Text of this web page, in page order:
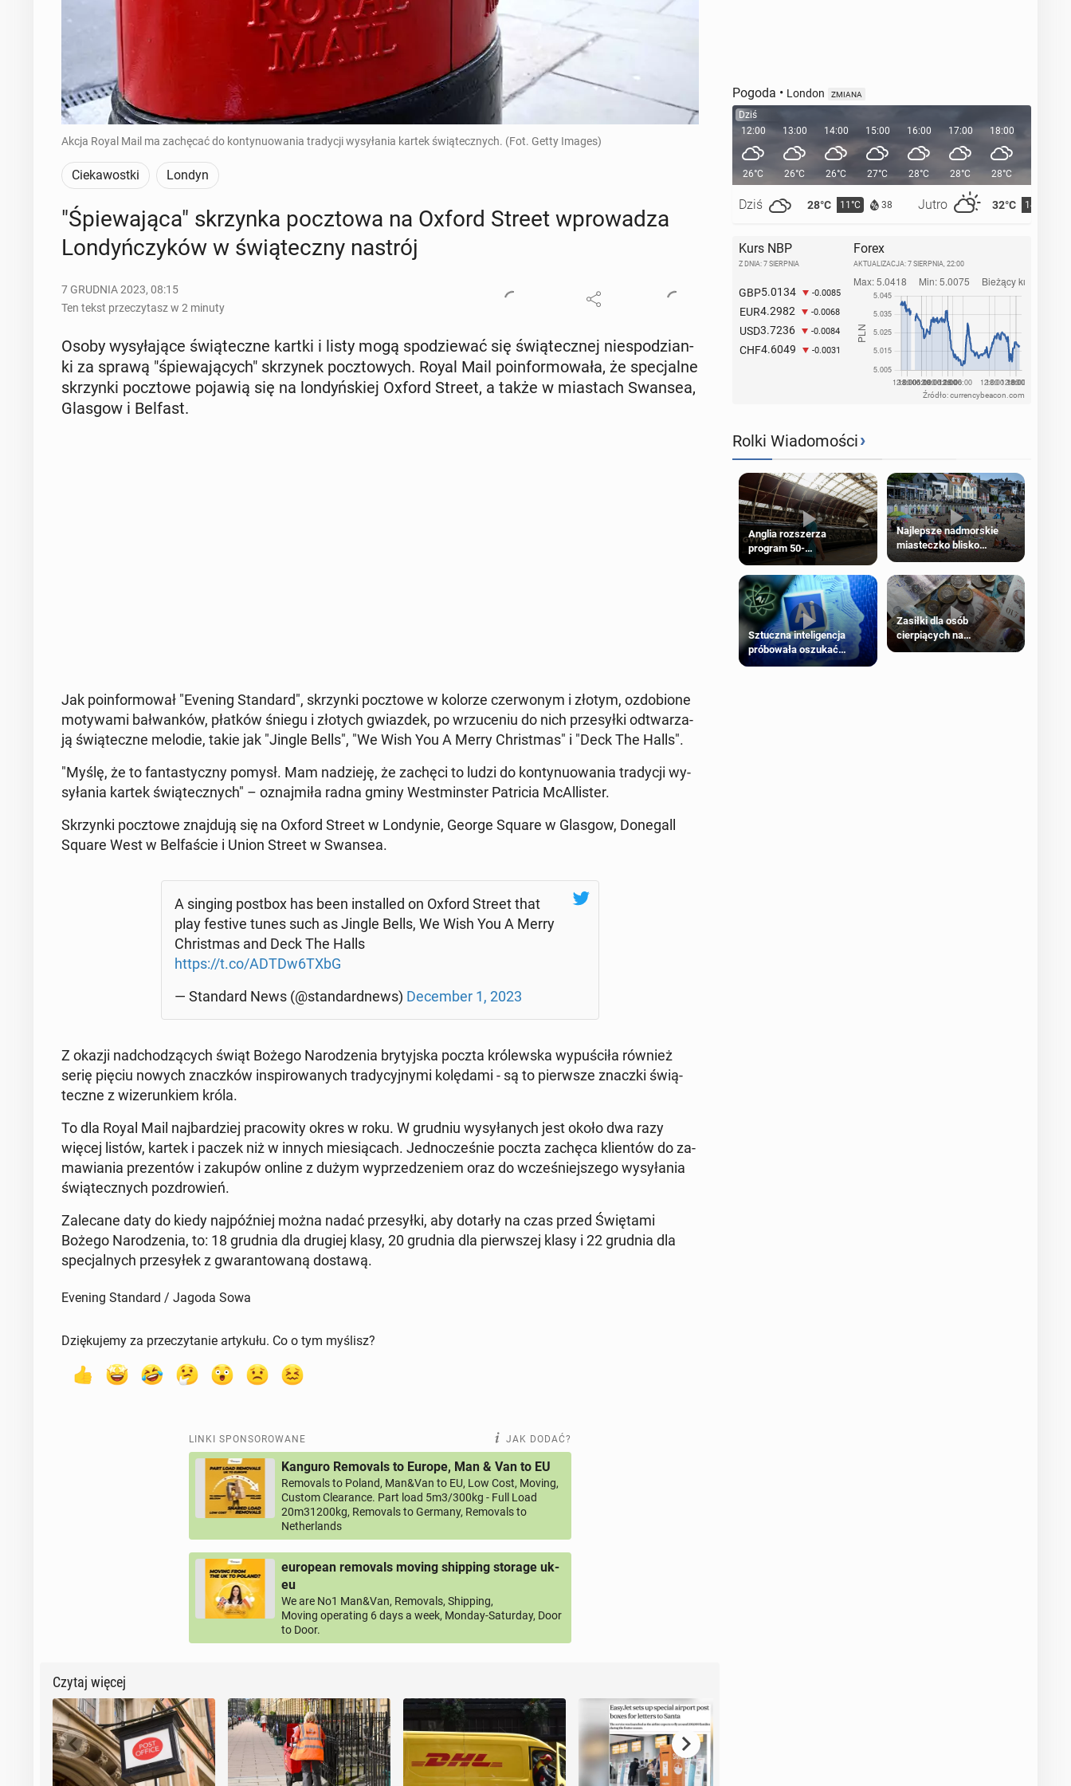
Akcja Royal Mail ma zachęcać do kontynuowania tradycji wysyłania kartek świątecznych. (Fot. Getty Images)
Ciekawostki Londyn
"Śpie­wa­ją­ca" skrzyn­ka pocz­to­wa na Oxford Street wpro­wa­dza
Lon­dyń­czy­ków w świą­tecz­ny nastrój
7 GRUDNIA 2023, 08:15
Ten tekst przeczytasz w 2 minuty
Osoby wy­sy­ła­ją­ce świą­tecz­ne kartki i listy mogą spo­dzie­wać się świą­tecz­nej nie­spo­dzian­
ki za sprawą "śpie­wa­ją­cych" skrzy­nek pocz­to­wych. Royal Mail po­in­for­mo­wa­ła, że spe­cjal­ne
skrzyn­ki pocz­to­we pojawią się na lon­dyń­skiej Oxford Street, a także w mia­stach Swansea,
Glasgow i Belfast.
Jak po­in­for­mo­wał "Evening Stan­dard", skrzyn­ki pocz­to­we w kolorze czer­wo­nym i złotym, ozdo­bio­ne
mo­ty­wa­mi bał­wan­ków, płatków śniegu i złotych gwiaz­dek, po wrzu­ce­niu do nich prze­sył­ki od­twa­rza­
ją świą­tecz­ne melodie, takie jak "Jingle Bells", "We Wish You A Merry Chri­st­mas" i "Deck The Halls".
"Myślę, że to fan­ta­stycz­ny pomysł. Mam na­dzie­ję, że zachęci to ludzi do kon­ty­nu­owa­nia tra­dy­cji wy­
sy­ła­nia kartek świą­tecz­nych" – oznaj­mi­ła radna gminy West­min­ster Pa­tri­cia McAl­li­ster.
Skrzyn­ki pocz­to­we znaj­du­ją się na Oxford Street w Lon­dy­nie, George Square w Glasgow, Do­ne­gall
Square West w Bel­fa­ście i Union Street w Swansea.
A singing postbox has been in­stal­led on Oxford Street that
play festive tunes such as Jingle Bells, We Wish You A Merry
Chri­st­mas and Deck The Halls
https://t.co/ADTDw6TXbG
— Stan­dard News (@stan­dard­news) De­cem­ber 1, 2023
Z okazji nad­cho­dzą­cych świąt Bożego Na­ro­dze­nia bry­tyj­ska poczta kró­lew­ska wy­pu­ści­ła również
serię pięciu nowych znacz­ków in­spi­ro­wa­nych tra­dy­cyj­ny­mi ko­lę­da­mi - są to pierw­sze znaczki świą­
tecz­ne z wi­ze­run­kiem króla.
To dla Royal Mail naj­bar­dziej pra­co­wi­ty okres w roku. W grudniu wy­sy­ła­nych jest około dwa razy
więcej listów, kartek i paczek niż w innych mie­sią­cach. Jed­no­cze­śnie poczta zachęca klien­tów do za­
ma­wia­nia pre­zen­tów i zakupów online z dużym wy­prze­dze­niem oraz do wcze­śniej­sze­go wy­sy­ła­nia
świą­tecz­nych po­zdro­wień.
Za­le­ca­ne daty do kiedy naj­póź­niej można nadać prze­sył­ki, aby dotarły na czas przed Świę­ta­mi
Bożego Na­ro­dze­nia, to: 18 grudnia dla drugiej klasy, 20 grudnia dla pierw­szej klasy i 22 grudnia dla
spe­cjal­nych prze­sy­łek z gwa­ran­to­wa­ną dostawą.
Evening Standard / Jagoda Sowa
Dziękujemy za przeczytanie artykułu. Co o tym myślisz?
LINKI SPONSOROWANE JAK DODAĆ?
Kanguro Removals to Europe, Man & Van to EU
Removals to Poland, Man&Van to EU, Low Cost, Moving,
Custom Clearance. Part load 5m3/300kg - Full Load
20m31200kg, Removals to Germany, Removals to
Netherlands
european removals moving shipping storage uk-
eu
We are No1 Man&Van, Removals, Shipping,
Moving operating 6 days a week, Monday-Saturday, Door
to Door.
Czytaj więcej
Pogoda • London ZMIANA
Dziś
12:00
26°C
Dziś 28°C 11°C 38 Jutro 32°C 14°C
13:00
26°C
14:00
26°C
15:00
27°C
16:00
28°C
17:00
28°C
18:00
28°C
Kurs NBP
Z DNIA: 7 SIERPNIA
GBP5.0134 -0.0085
EUR4.2982 -0.0068
USD3.7236 -0.0084
CHF4.6049 -0.0031
Forex
AKTUALIZACJA: 7 SIERPNIA, 22:00
Źródło: currencybeacon.com
Rolki Wiadomości›
Anglia rozszerza
program 50-
procentowych zniżek
kolejowych na 18-latków
Najlepsze nadmorskie
miasteczko blisko
Londynu
Sztuczna inteligencja
próbowała oszukać
człowieka
Zasiłki dla osób
cierpiących na
schorzenia psychiczne